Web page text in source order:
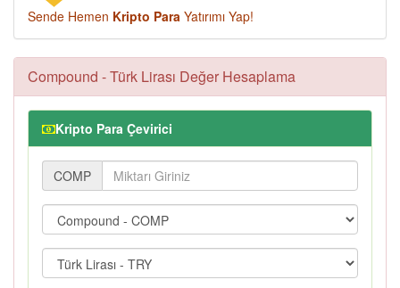
Sende Hemen Kripto Para Yatırımı Yap!
Compound - Türk Lirası Değer Hesaplama
Kripto Para Çevirici
COMP